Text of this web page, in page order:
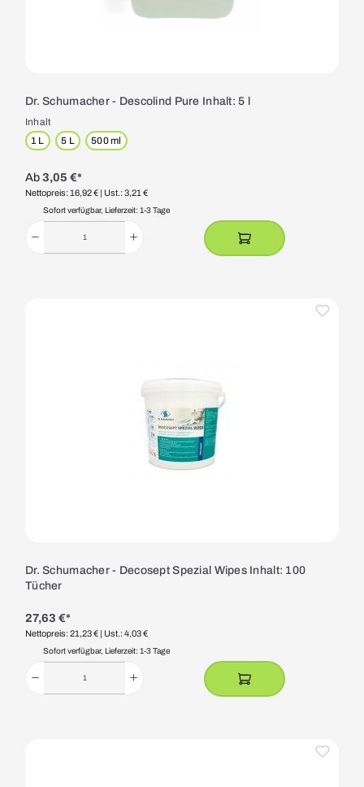
Dr. Schumacher - Descolind Pure Inhalt: 5 l
Inhalt
1 L
5 L 500 ml
Ab3,05 €*
Nettopreis: 16,92 € | Ust.: 3,21 €
Sofort verfügbar, Lieferzeit: 1-3 Tage
Dr. Schumacher - Decosept Spezial Wipes Inhalt: 100
Tücher
27,63 €*
Nettopreis: 21,23 € | Ust.: 4,03 €
Sofort verfügbar, Lieferzeit: 1-3 Tage